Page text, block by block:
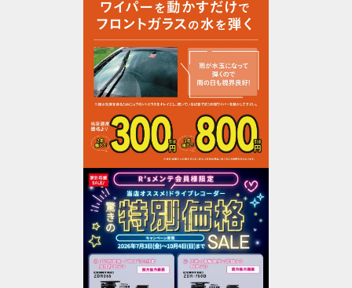
作業予約変更
そのほかの作業予約は
電話予約でお願いいたします。
予約する店舗を探す